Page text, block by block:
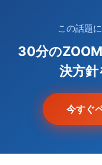
この話題
30分の
決方針
今すぐ